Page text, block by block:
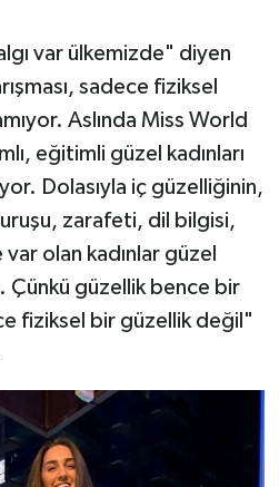
var ülkemizde" diyen
sadece fiziksel
Aslında Miss World
eğitimli güzel kadınları
Dolasıyla iç güzelliğinin,
zarafeti, dil bilgisi,
olan kadınlar güzel
Çünkü güzellik bence bir
fiziksel bir güzellik değil"